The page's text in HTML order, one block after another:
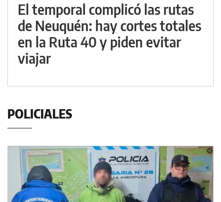
El temporal complicó las rutas
de Neuquén: hay cortes totales
en la Ruta 40 y piden evitar
viajar
POLICIALES